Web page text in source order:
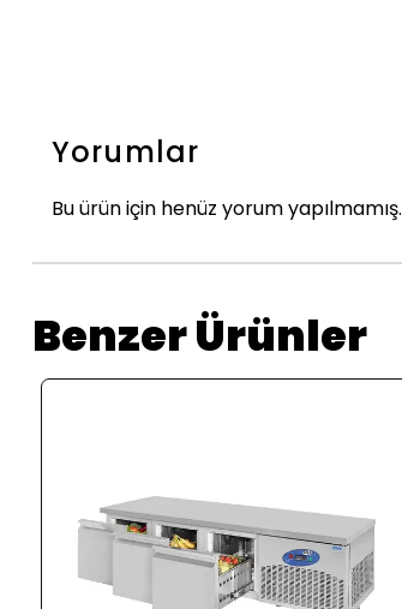
Yorumlar
Bu ürün için henüz yorum yapılmamış.
Benzer Ürünler